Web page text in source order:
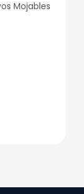
Mojables